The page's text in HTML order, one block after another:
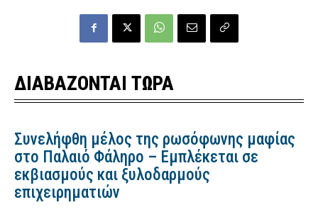
ΔΙΑΒΑΖΟΝΤΑΙ ΤΩΡΑ
Συνελήφθη μέλος της ρωσόφωνης μαφίας
στο Παλαιό Φάληρο – Εμπλέκεται σε
εκβιασμούς και ξυλοδαρμούς
επιχειρηματιών